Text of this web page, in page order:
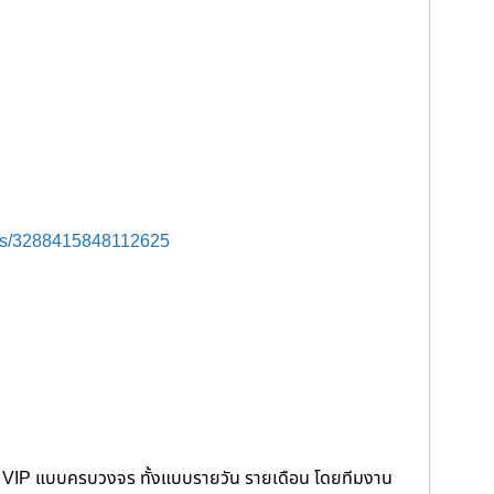
3288415848112625
แบบครบวงจร ทั้งแบบรายวัน รายเดือน โดยทีมงาน